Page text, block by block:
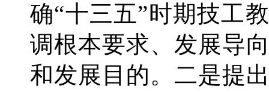
确“十三五”时期技工
调根本要求、发展导
和发展目的。二是提